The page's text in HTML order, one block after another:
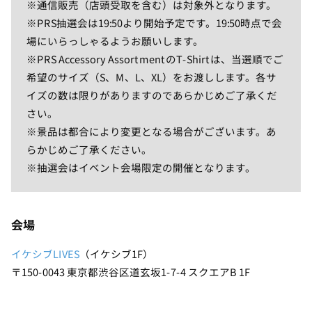
※通信販売（店頭受取を含む）は対象外となります。
※PRS抽選会は19:50より開始予定です。19:50時点で会
場にいらっしゃるようお願いします。
※PRS Accessory AssortmentのT-Shirtは、当選順でご
希望のサイズ（S、M、L、XL）をお渡しします。各サ
イズの数は限りがありますのであらかじめご了承くだ
さい。
※景品は都合により変更となる場合がございます。あ
らかじめご了承ください。
※抽選会はイベント会場限定の開催となります。
会場
イケシブLIVES （イケシブ1F）
〒150-0043 東京都渋谷区道玄坂1-7-4 スクエアB 1F